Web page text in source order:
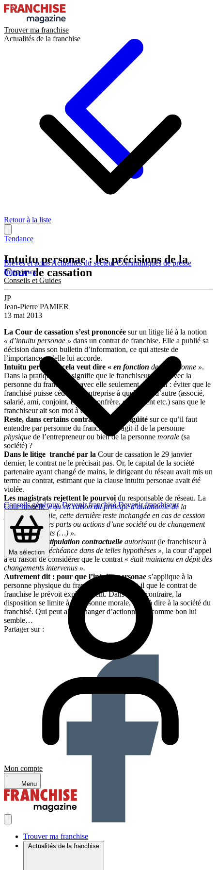
Trouver ma franchise
Actualités de la franchise
Brèves et actusActualités du secteurCommuniqués de presse
Interviews
Conseils et Guides
Conseils générauxDevenir franchiséDevenir franchiseur
Ma sélection
Mon compte
Menu
Trouver ma franchise
Actualités de la franchise
Retour à la liste
Tendance
Intuitu personae : les précisions de la
Cour de cassation
JP
Jean-Pierre PAMIER
13 mai 2013
La Cour de cassation s’est prononcée sur un litige lié à la notion
« d’intuitu personae » dans un contrat de franchise. Elle a publié sa
décision dans son bulletin d’information, ce qui atteste de
l’importance qu’elle lui accorde.
Intuitu personae, cela veut dire « en fonction de la personne ».
Dans la pratique, cela signifie que le franchiseur signe avec la
personne du franchisé et avec elle seulement. Objectif : éviter que le
franchisé puisse céder son entreprise à quelqu’un d’autre (associé,
salarié, ami, conjoint, enfant, confrère, concurrent etc.) sans que le
franchiseur ait son mot à dire.
Reste, dans certains contrats, une ambigüité sur ce qu’il faut
entendre par personne du franchisé. S’agit-il de la personne
physique de l’entrepreneur ou bien de la personne morale (sa
société) ?
Dans le litige tranché par la Cour de cassation le 29 janvier
dernier, le contrat ne le précisait pas. Or, le capital de la société
partenaire ayant changé de mains, le dirigeant du réseau avait mis un
terme au contrat, estimant que la clause intuitu personae avait été
violée.
Les magistrats rejettent le pourvoi du responsable de réseau. La
Cour rappelle« qu’en raison du principe d’autonomie de la
personne morale, cette dernière reste inchangée en cas de cession
de la totalité des parts ou actions d’une société ou de changement
de ses dirigeants (…) ».
Donc, sans
« stipulation contractuelle autorisant(le franchiseur à
rompre)avant échéance dans de telles hypothèses », la cour d’appel
a eu raison de considérer que le contrat « était maintenu en dépit des
changements intervenus ».
Autrement dit : pour que l’intuitu personae s’applique à la
personne physique du franchisé, encore faut-il que le contrat de
franchise le prévoit explicitement. Dans le cas contraire, la
disposition se limite à la personne morale, c’est à dire à la société du
franchisé. Qui peut alors changer d’actionnaires comme bon lui
semble…
Partager sur :